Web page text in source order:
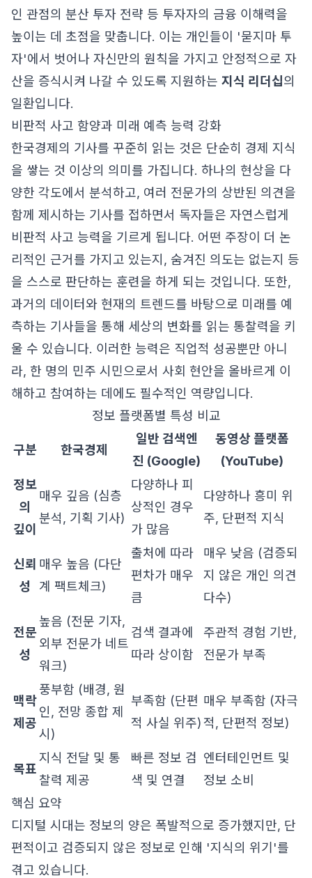
인 관점의 분산 투자 전략 등 투자자의 금융 이해력을
높이는 데 초점을 맞춥니다. 이는 개인들이 '묻지마 투
자'에서 벗어나 자신만의 원칙을 가지고 안정적으로 자
산을 증식시켜 나갈 수 있도록 지원하는 지식 리더십의
일환입니다.
비판적 사고 함양과 미래 예측 능력 강화
한국경제의 기사를 꾸준히 읽는 것은 단순히 경제 지식
을 쌓는 것 이상의 의미를 가집니다. 하나의 현상을 다
양한 각도에서 분석하고, 여러 전문가의 상반된 의견을
함께 제시하는 기사를 접하면서 독자들은 자연스럽게
비판적 사고 능력을 기르게 됩니다. 어떤 주장이 더 논
리적인 근거를 가지고 있는지, 숨겨진 의도는 없는지 등
을 스스로 판단하는 훈련을 하게 되는 것입니다. 또한,
과거의 데이터와 현재의 트렌드를 바탕으로 미래를 예
측하는 기사들을 통해 세상의 변화를 읽는 통찰력을 키
울 수 있습니다. 이러한 능력은 직업적 성공뿐만 아니
라, 한 명의 민주 시민으로서 사회 현안을 올바르게 이
해하고 참여하는 데에도 필수적인 역량입니다.
정보 플랫폼별 특성 비교
구분 한국경제
일반 검색엔
진 (Google)
동영상 플랫폼
(YouTube)
정보
의
깊이
매우 깊음 (심층
분석, 기획 기사)
다양하나 피
상적인 경우
가 많음
다양하나 흥미 위
주, 단편적 지식
신뢰
성
매우 높음 (다단
계 팩트체크)
출처에 따라
편차가 매우
큼
매우 낮음 (검증되
지 않은 개인 의견
다수)
전문
성
높음 (전문 기자,
외부 전문가 네트
워크)
검색 결과에
따라 상이함
주관적 경험 기반,
전문가 부족
맥락
제공
풍부함 (배경, 원
인, 전망 종합 제
시)
부족함 (단편
적 사실 위주)
매우 부족함 (자극
적, 단편적 정보)
목표
지식 전달 및 통
찰력 제공
빠른 정보 검
색 및 연결
엔터테인먼트 및
정보 소비
핵심 요약
디지털 시대는 정보의 양은 폭발적으로 증가했지만, 단
편적이고 검증되지 않은 정보로 인해 '지식의 위기'를
겪고 있습니다.